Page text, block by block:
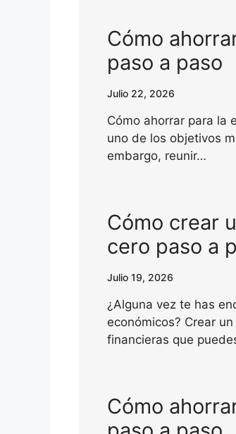
Cómo
paso a paso
Julio 22, 2026
Cómo ahorrar para la
uno de los objetivos
embargo, reunir…
Cómo crear
cero paso a
Julio 19, 2026
¿Alguna vez te has
económicos? Crear
financieras que
Cómo